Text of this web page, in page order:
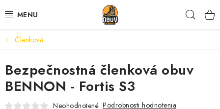
na
PRACOVNÁ A BEZPEČNOSTNÁ OBUV
VOĽNOČASOVÁ OBUV
VÝPREDAJ
Členková
Bezpečnostná členková obuv
BENNON - Fortis S3
Neohodnotené Podrobnosti hodnotenia